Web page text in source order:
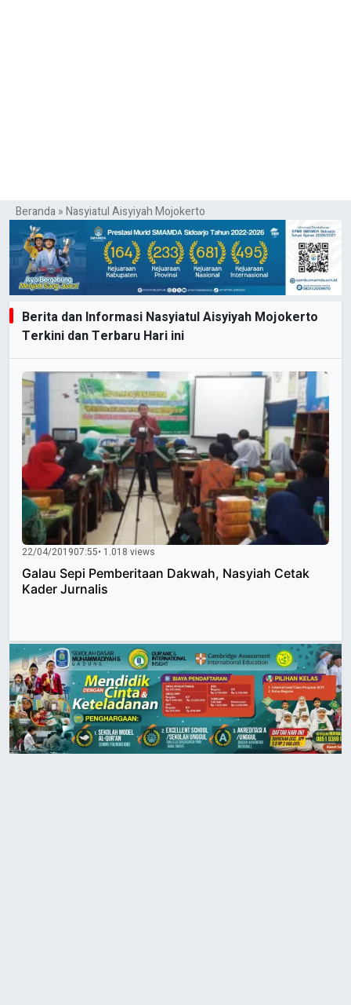
Beranda»Nasyiatul Aisyiyah Mojokerto
Berita dan Informasi Nasyiatul Aisyiyah Mojokerto
Terkini dan Terbaru Hari ini
22/04/201907:55• 1.018 views
Galau Sepi Pemberitaan Dakwah, Nasyiah Cetak
Kader Jurnalis